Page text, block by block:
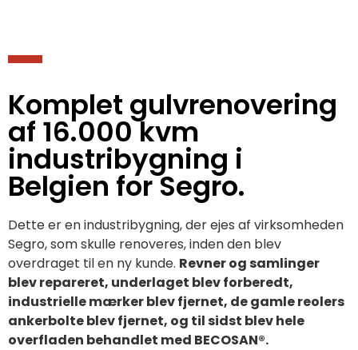
Komplet gulvrenovering
af 16.000 kvm
industribygning i
Belgien for Segro.
Dette er en industribygning, der ejes af virksomheden
Segro, som skulle renoveres, inden den blev
overdraget til en ny kunde. Revner og samlinger
blev repareret, underlaget blev forberedt,
industrielle mærker blev fjernet, de gamle reolers
ankerbolte blev fjernet, og til sidst blev hele
overfladen behandlet med BECOSAN®.